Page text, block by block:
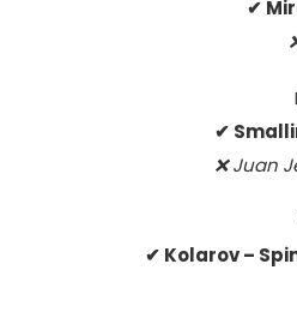
✔
✔
❌ Juan
✔ Kolarov –